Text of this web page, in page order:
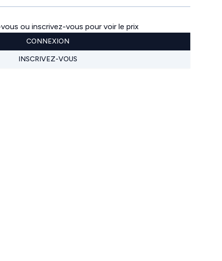
ou inscrivez-vous pour voir le prix
CONNEXION
INSCRIVEZ-VOUS